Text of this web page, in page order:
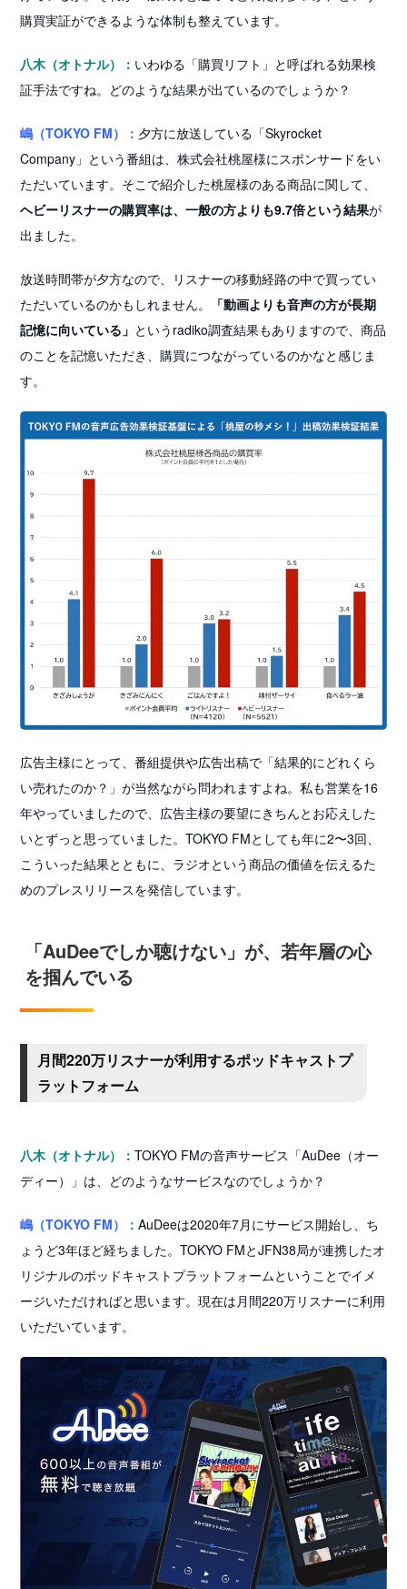
購買実証ができるような体制も整えています。
八木（オトナル）： いわゆる「購買リフト」と呼ばれる効果検
証手法ですね。どのような結果が出ているのでしょうか？
嶋（TOKYO FM）： 夕方に放送している「Skyrocket
Company」という番組は、株式会社桃屋様にスポンサードをい
ただいています。そこで紹介した桃屋様のある商品に関して、
ヘビーリスナーの購買率は、一般の方よりも9.7倍という結果が
出ました。
放送時間帯が夕方なので、リスナーの移動経路の中で買ってい
ただいているのかもしれません。
「動画よりも音声の方が長期
記憶に向いている」 というradiko調査結果もありますので、商品
のことを記憶いただき、購買につながっているのかなと感じま
す。
広告主様にとって、番組提供や広告出稿で「結果的にどれくら
い売れたのか？」が当然ながら問われますよね。私も営業を16
年やっていましたので、広告主様の要望にきちんとお応えした
いとずっと思っていました。TOKYO FMとしても年に2〜3回、
こういった結果とともに、ラジオという商品の価値を伝えるた
めのプレスリリースを発信しています。
「AuDeeでしか聴けない」が、若年層の心
を掴んでいる
月間220万リスナーが利用するポッドキャストプ
ラットフォーム
八木（オトナル）：TOKYO FMの音声サービス「AuDee（オー
ディー）」は、どのようなサービスなのでしょうか？
嶋（TOKYO FM）：AuDeeは2020年7月にサービス開始し、ち
ょうど3年ほど経ちました。TOKYO FMとJFN38局が連携したオ
リジナルのポッドキャストプラットフォームということでイメ
ージいただければと思います。現在は月間220万リスナーに利用
いただいています。